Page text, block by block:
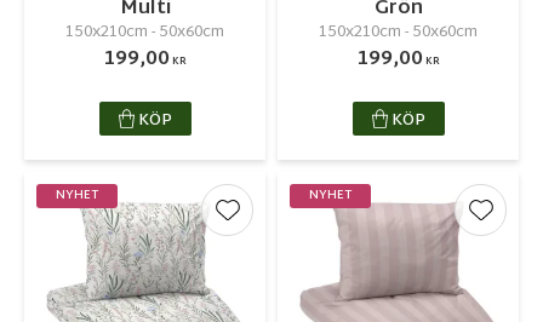
Multi
150x210cm - 50x60cm
199,00KR
KÖP
Grön
150x210cm - 50x60cm
199,00KR
KÖP
NYHET
Lägg till i favoriter
NYHET
Lägg